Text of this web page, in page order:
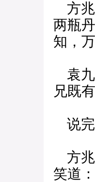
方兆
两瓶
知，
袁九
兄既
说完
方兆
笑道